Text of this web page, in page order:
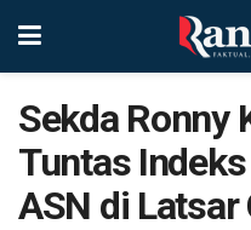
Sekda Ronny
Tuntas
ASN di Latsar